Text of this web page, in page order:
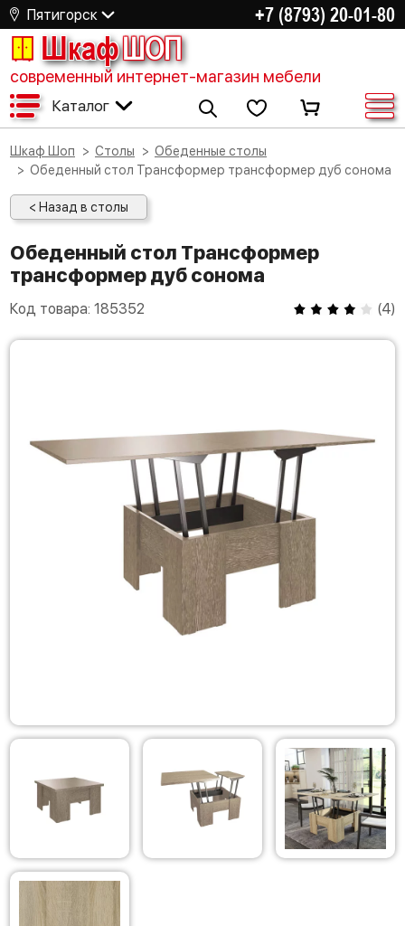
Пятигорск +7 (8793) 20-01-80
ШкафШОП
современный интернет-магазин мебели
Каталог
Шкаф Шоп Столы
Обеденные столы
Обеденный стол Трансформер трансформер дуб сонома
< Назад в столы
Обеденный стол Трансформер
трансформер дуб сонома
Код товара: 185352 (4)